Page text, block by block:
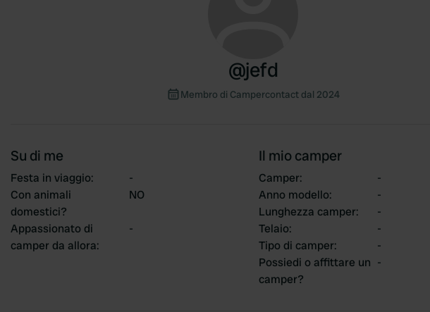
@jefd
Membro di Campercontact dal 2024
Su di me
Festa in viaggio:
-
Con animali
domestici?
NO
Appassionato di
camper da allora:
-
Il mio camper
Camper:
-
Anno modello:
-
Lunghezza camper:
-
Telaio:
-
Tipo di camper:
-
Possiedi o affittare un
camper?
-